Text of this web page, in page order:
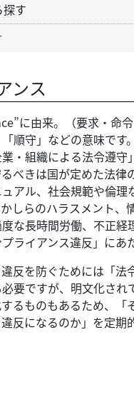
す
ンス
に由来。（要求・命令
「順守」などの意味です
・組織による法令遵守
べきは国が定めた法律
アル、社会規範や倫理
しらのハラスメント、
な長時間労働、不正経
ライアンス違反」にあ
反を防ぐためには「法
要ですが、明文化され
るものもあるため、「
反になるのか」を定期